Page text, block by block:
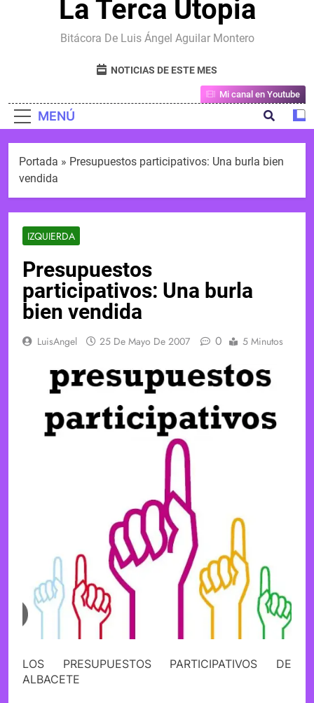
La Terca Utopia
Bitácora De Luis Ángel Aguilar Montero
NOTICIAS DE ESTE MES
MENÚ
Mi canal en Youtube
Portada » Presupuestos participativos: Una burla bien
vendida
IZQUIERDA
Presupuestos
participativos: Una burla
bien vendida
LuisAngel 25 De Mayo De 2007 0 5 Minutos
LOS PRESUPUESTOS PARTICIPATIVOS DE
ALBACETE